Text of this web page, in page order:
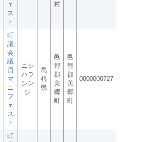
ェ
ス
ト
村
町
議
会
議
員
マ
ニ
フ
ェ
ス
ト
ニシ
ハラ
シン
ジ
島
根
県
邑
智
郡
美
郷
町
邑
智
郡
美
郷
町
0000000727
町